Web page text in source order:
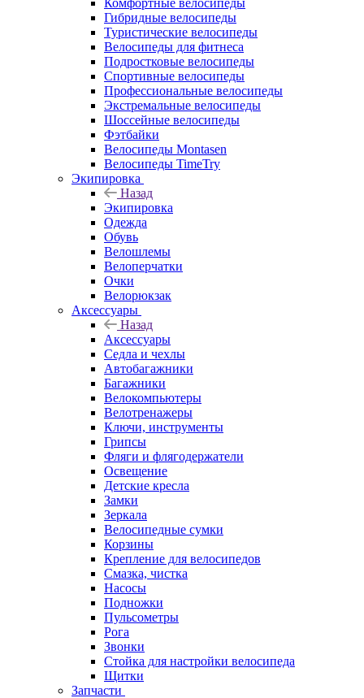
Комфортные велосипеды
Гибридные велосипеды
Туристические велосипеды
Велосипеды для фитнеса
Подростковые велосипеды
Спортивные велосипеды
Профессиональные велосипеды
Экстремальные велосипеды
Шоссейные велосипеды
Фэтбайки
Велосипеды Montasen
Велосипеды TimeTry
Экипировка
Назад
Экипировка
Одежда
Обувь
Велошлемы
Велоперчатки
Очки
Велорюкзак
Аксессуары
Назад
Аксессуары
Седла и чехлы
Автобагажники
Багажники
Велокомпьютеры
Велотренажеры
Ключи, инструменты
Грипсы
Фляги и флягодержатели
Освещение
Детские кресла
Замки
Зеркала
Велосипедные сумки
Корзины
Крепление для велосипедов
Смазка, чистка
Насосы
Подножки
Пульсометры
Рога
Звонки
Стойка для настройки велосипеда
Щитки
Запчасти